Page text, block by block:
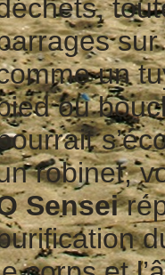
un
ou
robinet,
Sensei